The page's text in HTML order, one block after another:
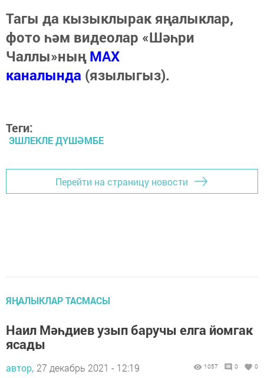
Тагы да кызыклырак яңалыклар,
фото һәм видеолар «Шәһри
Чаллы»ныңMAX
каналында (язылыгыз).
Теги:
ЭШЛЕКЛЕ ДҮШӘМБЕ
Перейти на страницу новости
ЯҢАЛЫКЛАР ТАСМАСЫ
Наил Мәһдиев узып баручы елга йомгак
ясады
автор, 27 декабрь 2021 - 12:19 1057 0 0